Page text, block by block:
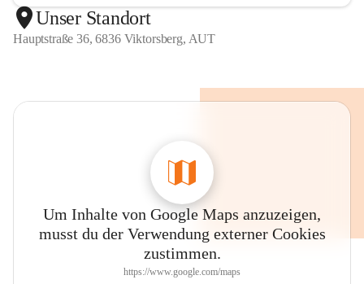
Unser Standort
Hauptstraße 36, 6836 Viktorsberg, AUT
Um Inhalte von Google Maps anzuzeigen,
musst du der Verwendung externer Cookies
zustimmen.
https://www.google.com/maps